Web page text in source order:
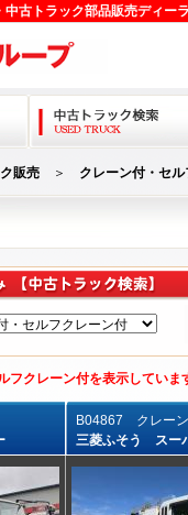
古トラック部品販売ディー
販売 ＞ クレーン付・セ
フクレーン付を表示していま
B04867 クレー
三菱ふそう スー